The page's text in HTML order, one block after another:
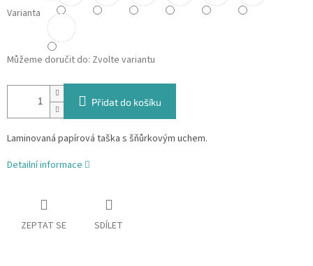
Varianta
Můžeme doručit do: Zvolte variantu
Přidat do košíku
Laminovaná papírová taška s šňůrkovým uchem.
Detailní informace
ZEPTAT SE SDÍLET